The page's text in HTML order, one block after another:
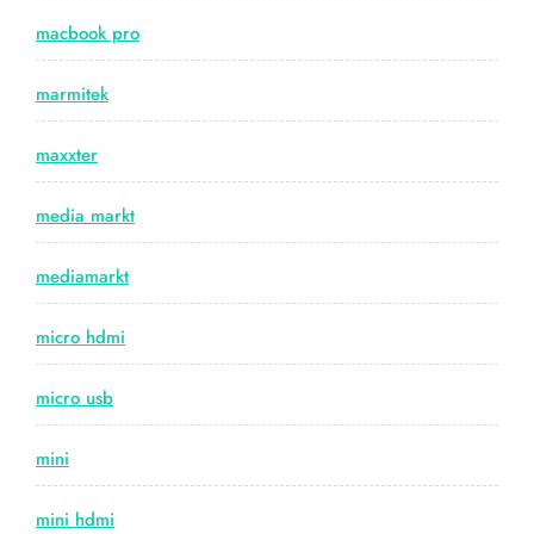
macbook pro
marmitek
maxxter
media markt
mediamarkt
micro hdmi
micro usb
mini
mini hdmi